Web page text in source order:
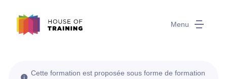
Menu
Cette formation est proposée sous forme de formation